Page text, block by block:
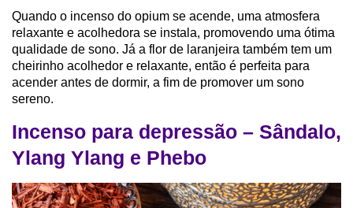
Quando o incenso do opium se acende, uma atmosfera
relaxante e acolhedora se instala, promovendo uma ótima
qualidade de sono. Já a flor de laranjeira também tem um
cheirinho acolhedor e relaxante, então é perfeita para
acender antes de dormir, a fim de promover um sono
sereno.
Incenso para depressão – Sândalo,
Ylang Ylang e Phebo